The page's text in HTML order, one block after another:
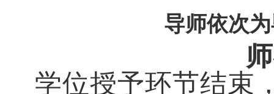
导师依次
学位授予环节结束